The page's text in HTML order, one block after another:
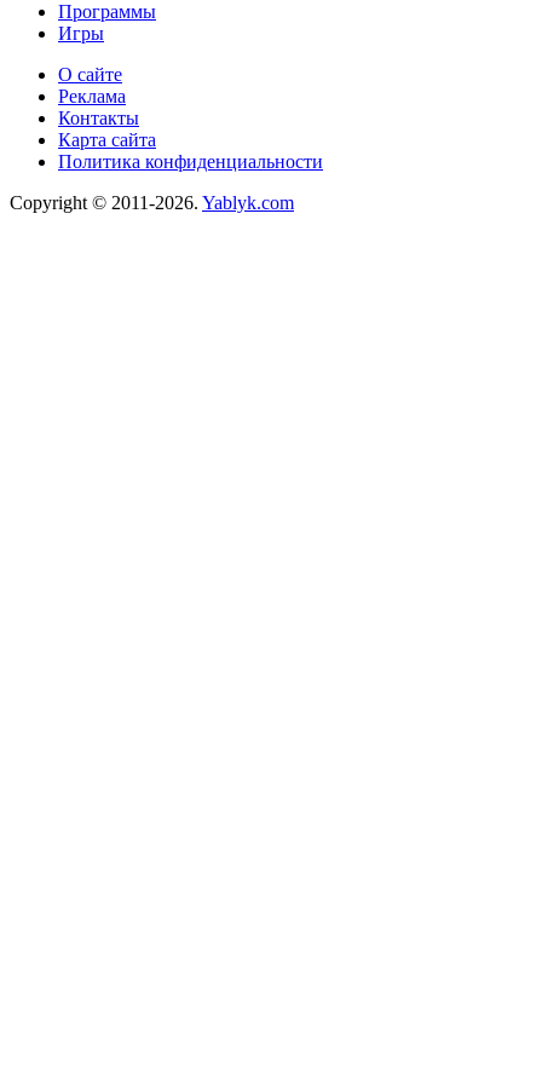
Программы
Игры
О сайте
Реклама
Контакты
Карта сайта
Политика конфиденциальности
Copyright © 2011-2026. Yablyk.сom